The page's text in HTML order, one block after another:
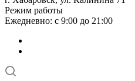
Режим работы
Ежедневно: с 9:00 до 21:00